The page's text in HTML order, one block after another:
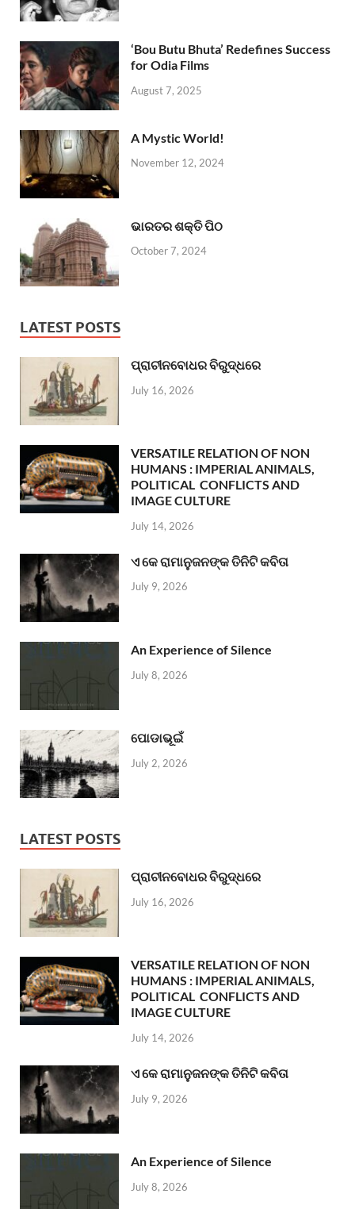
‘Bou Butu Bhuta’ Redefines Success
for Odia Films
August 7, 2025
A Mystic World!
November 12, 2024
ଭାରତର ଶକ୍ତି ପିଠ
October 7, 2024
LATEST POSTS
ପ୍ରାଚୀନବୋଧର ବିରୁଦ୍ଧରେ
July 16, 2026
VERSATILE RELATION OF NON
HUMANS : IMPERIAL ANIMALS,
POLITICAL CONFLICTS AND
IMAGE CULTURE
July 14, 2026
ଏ କେ ରାମାନୁଜନଙ୍କ ତିନିଟି କବିତା
July 9, 2026
An Experience of Silence
July 8, 2026
ପୋଡାଭୂଇଁ
July 2, 2026
LATEST POSTS
ପ୍ରାଚୀନବୋଧର ବିରୁଦ୍ଧରେ
July 16, 2026
VERSATILE RELATION OF NON
HUMANS : IMPERIAL ANIMALS,
POLITICAL CONFLICTS AND
IMAGE CULTURE
July 14, 2026
ଏ କେ ରାମାନୁଜନଙ୍କ ତିନିଟି କବିତା
July 9, 2026
An Experience of Silence
July 8, 2026